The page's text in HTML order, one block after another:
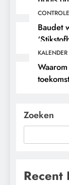
CONTROLE
Baudet
en
Zoeken
Recent